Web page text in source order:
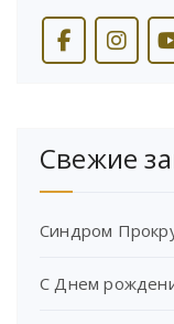
Свежие
Синдром
С Днем